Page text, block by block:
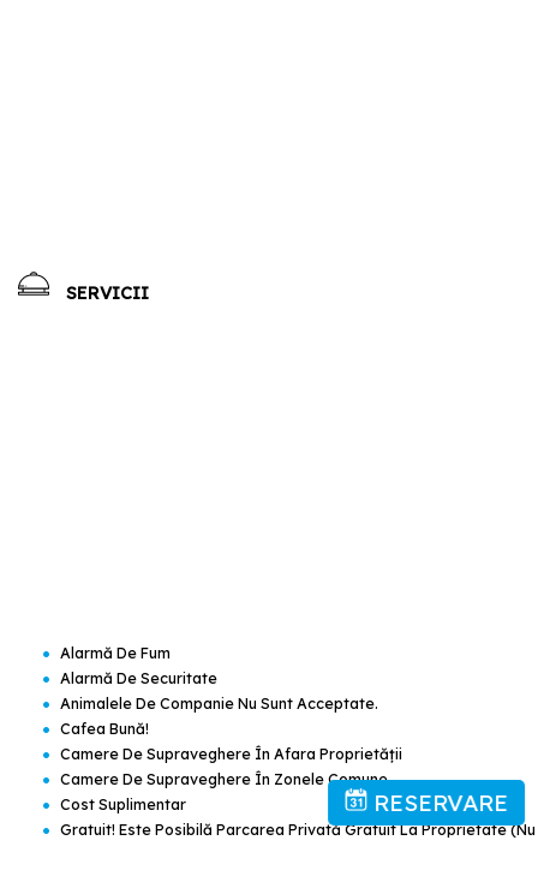
RESERVARE
SERVICII
• Alarmă De Fum
• Alarmă De Securitate
• Animalele De Companie Nu Sunt Acceptate.
• Cafea Bună!
• Camere De Supraveghere În Afara Proprietății
• Camere De Supraveghere În Zonele Comune
• Cost Suplimentar
• Gratuit! Este Posibilă Parcarea Privată Gratuit La Proprietate (nu